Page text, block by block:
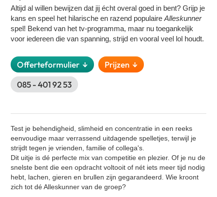
Klassieke Bingo
Street art workshop
VR Escape Room - La Casa de Dinero
Cocktail workshop
Zakelijke speeddate (kennismakingsspel)
GPS Citygames
Expeditie RobinZon - Hotel editie
Bingo XL
Cluedo XL
Percussie workshop
Yoga
Contact
Altijd al willen bewijzen dat jij écht overal goed in bent? Grijp je
kans en speel het hilarische en razend populaire Alleskunner
spel! Bekend van het tv-programma, maar nu toegankelijk
voor iedereen die van spanning, strijd en vooral veel lol houdt.
Offerteformulier ↓
Prijzen ↓
085 - 401 92 53
Test je behendigheid, slimheid en concentratie in een reeks
eenvoudige maar verrassend uitdagende spelletjes, terwijl je
strijdt tegen je vrienden, familie of collega's.
Dit uitje is dé perfecte mix van competitie en plezier. Of je nu de
snelste bent die een opdracht voltooit of nét iets meer tijd nodig
hebt, lachen, gieren en brullen zijn gegarandeerd. Wie kroont
zich tot dé Alleskunner van de groep?